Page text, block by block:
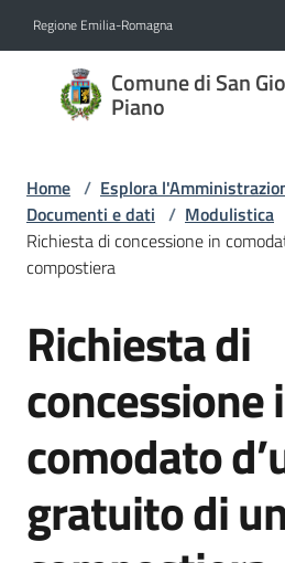
Regione Emilia-Romagna
Comune di San
Piano
Comune
di San
di Piano
Amministrazione
Novità
Servizi
Vivere
San
Giorgio
di
Piano
Home / Esplora
Documenti e dati / Modulistica
Richiesta di concessione in
compostiera
Salta al contenuto
Richiesta di
concessione
comodato
gratuito di